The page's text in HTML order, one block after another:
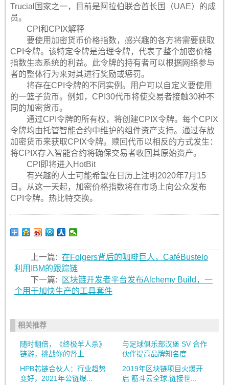
Trucial国家之一，目前是阿拉伯联合酋长国（UAE）的成
员。
CPI和CPIX解释
要使用加密货币价格指数，感兴趣的各方将需要获取
CPI令牌。该特定令牌是治理令牌，代表了整个加密价格
指数生态系统的利益。此令牌的持有者可以根据网络参与
者的整体行为来对其进行奖励或惩罚。
将存在CPI令牌的不同实例。用户可以自定义要使用
的一篮子货币。例如，CPI30代币将使交易者接触30种不
同的加密货币。
通过CPI令牌的所有权，将创建CPIX令牌。每个CPIX
令牌均由托管智能合约中维护的组件资产支持。通过存放
加密货币来获取CPIX令牌。赎回代币以相反的方式发生：
将CPIX存入智能合约将确保交易者收回其原始资产。
CPI即将进入HotBit
有兴趣的人士可能希望在日历上注明2020年7月15
日。从这一天起，加密价格指数将在市场上向公众发布
CPI令牌。热比特交换。
上一篇: 在Folgers背后的咖啡巨人，CaféBustelo
利用IBM的跟踪链
下一篇:
区块链开发者平台发布Alchemy Build，一
个用于加快生产的工具套件
相关推荐
随时翻倍，《终极羊人杀》
链游，挑战你的肾上...
与足球俱乐部汉堡 SV 合作
伙伴提高品牌知名度
HPB芯链合伙人：行业趋势
变好，2021年公链爆...
2019年区块链项目火爆开
启 筋斗云全球.链接世...